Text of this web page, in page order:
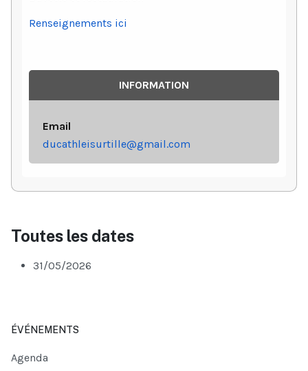
Renseignements ici
INFORMATION
Email
ducathleisurtille@gmail.com
Toutes les dates
31/05/2026
ÉVÉNEMENTS
Agenda